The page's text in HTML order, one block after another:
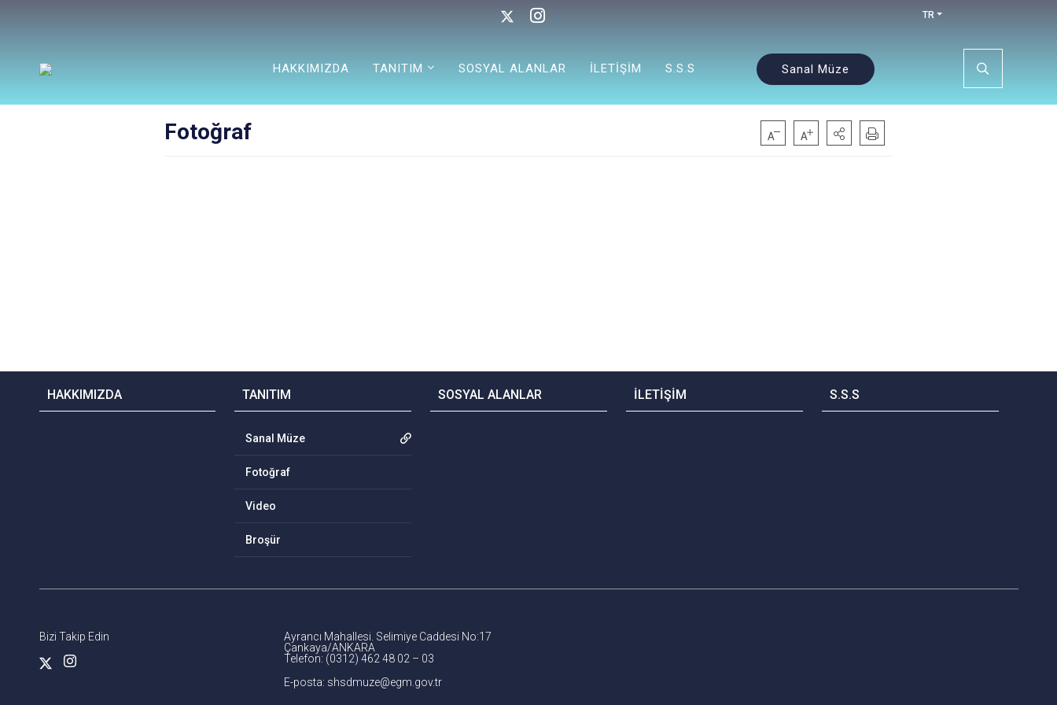
TR
HAKKIMIZDA TANITIM SOSYAL ALANLAR İLETİŞİM S.S.S Sanal Müze
Fotoğraf
HAKKIMIZDA TANITIM
Sanal Müze
Fotoğraf
Video
Broşür
SOSYAL ALANLAR İLETİŞİM S.S.S
Bizi Takip Edin
Ayrancı Mahallesi. Selimiye Caddesi No:17
Çankaya/ANKARA
Telefon: (0312) 462 48 02 – 03
E-posta: shsdmuze@egm.gov.tr